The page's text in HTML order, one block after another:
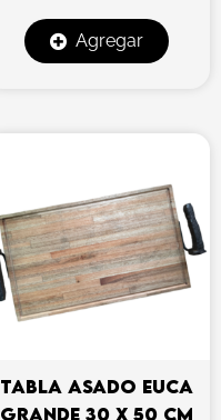
Agregar
TABLA ASADO EUCA
GRANDE 30 X 50 CM